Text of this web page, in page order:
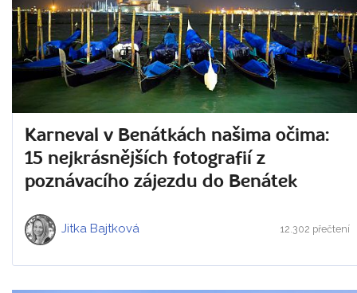
Karneval v Benátkách našima očima:
15 nejkrásnějších fotografií z
poznávacího zájezdu do Benátek
Jitka Bajtková 12.302 přečtení